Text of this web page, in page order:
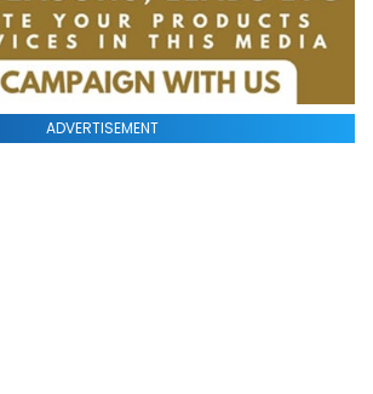
ADVERTISEMENT